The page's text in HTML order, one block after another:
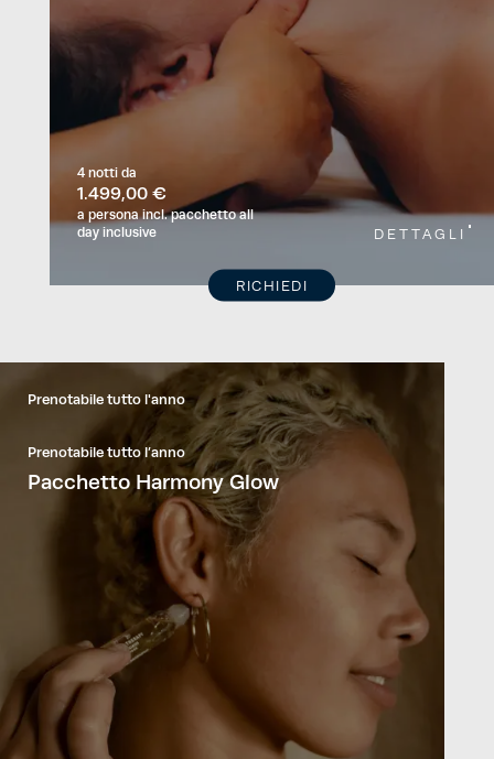
4 notti da
1.499,00 €
a persona incl. pacchetto all
day inclusive
DETTAGLI
RICHIEDI
Prenotabile tutto l'anno
Prenotabile tutto l’anno
Pacchetto Harmony Glow